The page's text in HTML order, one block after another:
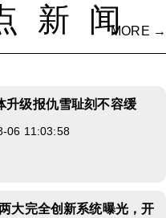
新闻
MORE →
升级报仇雪耻刻不容缓
06 11:03:58
大完全创新系统曝光，开